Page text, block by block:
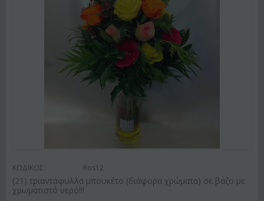
ΚΩΔΙΚΟΣ: Ros12
(21) τριαντάφυλλα μπουκέτο (διάφορα χρώματα) σε βάζο με
χρωματιστό νερό!!!